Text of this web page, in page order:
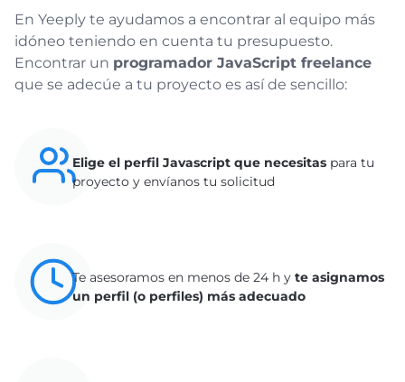
En Yeeply te ayudamos a encontrar al equipo más
idóneo teniendo en cuenta tu presupuesto.
Encontrar un programador JavaScript freelance
que se adecúe a tu proyecto es así de sencillo:
Elige el perfil Javascript que necesitas para tu
proyecto y envíanos tu solicitud
Te asesoramos en menos de 24 h y te asignamos
un perfil (o perfiles) más adecuado